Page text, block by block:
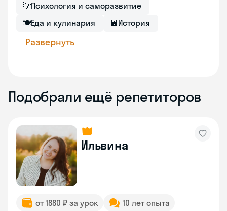
💡Психология и саморазвитие
🍽Еда и кулинария 💾История
Развернуть
Подобрали ещё репетиторов
Ильвина
от 1880 ₽ за урок 10 лет опыта